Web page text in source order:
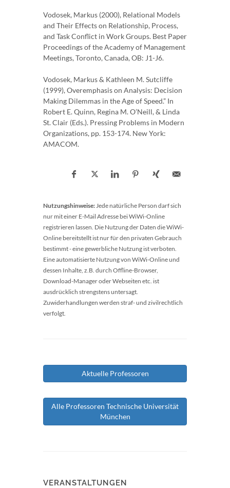
Vodosek, Markus (2000), Relational Models
and Their Effects on Relationship, Process,
and Task Conflict in Work Groups. Best Paper
Proceedings of the Academy of Management
Meetings, Toronto, Canada, OB: J1-J6.
Vodosek, Markus & Kathleen M. Sutcliffe
(1999), Overemphasis on Analysis: Decision
Making Dilemmas in the Age of Speed.” In
Robert E. Quinn, Regina M. O’Neill, & Linda
St. Clair (Eds.). Pressing Problems in Modern
Organizations, pp. 153-174. New York:
AMACOM.
Nutzungshinweise:Jede natürliche Person darf sich
nur mit einer E-Mail Adresse bei WiWi-Online
registrieren lassen. Die Nutzung der Daten die WiWi-
Online bereitstellt ist nur für den privaten Gebrauch
bestimmt - eine gewerbliche Nutzung ist verboten.
Eine automatisierte Nutzung von WiWi-Online und
dessen Inhalte, z.B. durch Offline-Browser,
Download-Manager oder Webseiten etc. ist
ausdrücklich strengstens untersagt.
Zuwiderhandlungen werden straf- und zivilrechtlich
verfolgt.
Aktuelle Professoren
Alle Professoren Technische Universität
München
VERANSTALTUNGEN